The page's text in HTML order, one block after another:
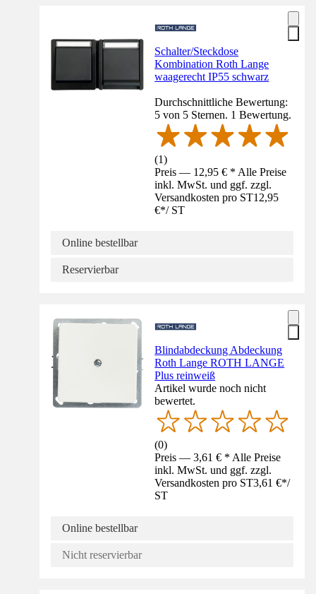
Schalter/Steckdose
Kombination Roth Lange
waagerecht IP55 schwarz
Durchschnittliche Bewertung:
5 von 5 Sternen. 1 Bewertung.
(1)
Preis — 12,95 € * Alle Preise
inkl. MwSt. und ggf. zzgl.
Versandkosten pro ST12,95
€*/ ST
Online bestellbar
Reservierbar
Blindabdeckung Abdeckung
Roth Lange ROTH LANGE
Plus reinweiß
Artikel wurde noch nicht
bewertet.
(0)
Preis — 3,61 € * Alle Preise
inkl. MwSt. und ggf. zzgl.
Versandkosten pro ST3,61 €*/
ST
Online bestellbar
Nicht reservierbar